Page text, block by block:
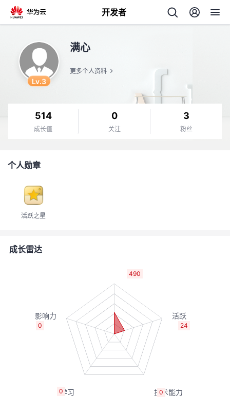
开发者
者
我
发
Programs
的
Lv.3
满心
更多个人资料
514
成长值
0
关注
3
粉丝
个人勋章
活跃之星
成长雷达
490
24
0
0
0